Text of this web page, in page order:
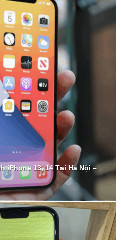
iPhone 13, 14 Tại Hà Nội –